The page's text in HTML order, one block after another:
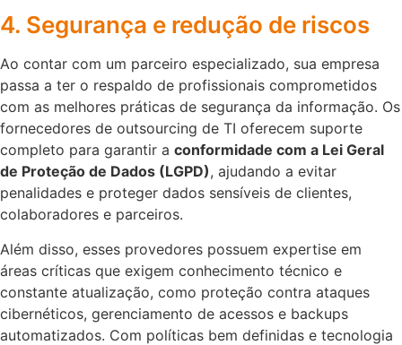
4. Segurança e redução de riscos
Ao contar com um parceiro especializado, sua empresa
passa a ter o respaldo de profissionais comprometidos
com as melhores práticas de segurança da informação. Os
fornecedores de outsourcing de TI oferecem suporte
completo para garantir a conformidade com a Lei Geral
de Proteção de Dados (LGPD), ajudando a evitar
penalidades e proteger dados sensíveis de clientes,
colaboradores e parceiros.
Além disso, esses provedores possuem expertise em
áreas críticas que exigem conhecimento técnico e
constante atualização, como proteção contra ataques
cibernéticos, gerenciamento de acessos e backups
automatizados. Com políticas bem definidas e tecnologia